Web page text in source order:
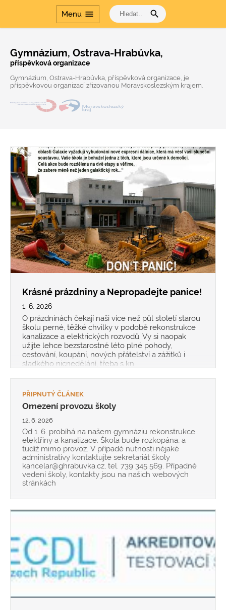
Menu menu search
Gymnázium, Ostrava-Hrabůvka,
příspěvková organizace
Gymnázium, Ostrava-Hrabůvka, příspěvková organizace, je
příspěvkovou organizací zřizovanou Moravskoslezským krajem.
Krásné prázdniny a Nepropadejte panice!
1. 6. 2026
O prázdninách čekají naši více než půl století starou
školu perné, těžké chvilky v podobě rekonstrukce
kanalizace a elektrických rozvodů. Vy si naopak
užijte lehce bezstarostné léto plné pohody,
cestování, koupání, nových přátelství a zážitků i
sladkého nicnedělání, třeba s kn
PŘIPNUTÝ ČLÁNEK
Omezení provozu školy
12. 6. 2026
Od 1. 6. probíhá na našem gymnáziu rekonstrukce
elektřiny a kanalizace. Škola bude rozkopána, a
tudíž mimo provoz. V případě nutnosti nějaké
administrativy kontaktujte sekretariát školy
kancelar@ghrabuvka.cz, tel. 739 345 569. Případně
vedení školy, kontakty jsou na našich webových
stránkách